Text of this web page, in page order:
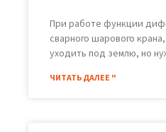
При работе функции
сварного шарового
уходить под землю, но
ЧИТАТЬ ДАЛЕЕ "